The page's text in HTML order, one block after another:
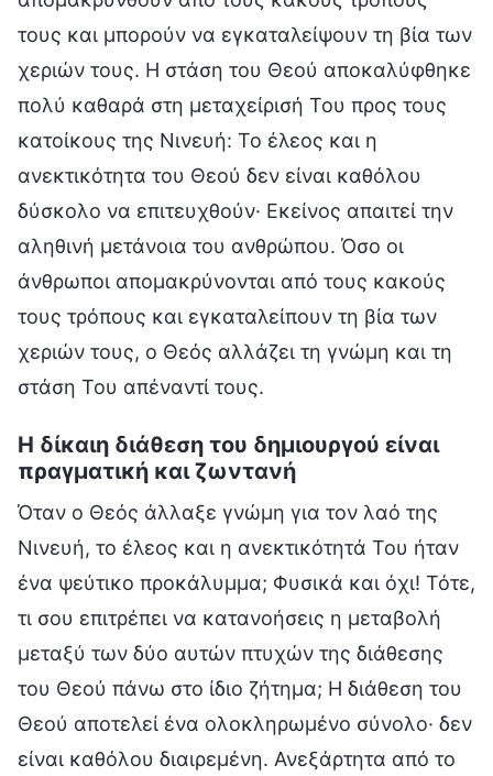
τους και μπορούν να εγκαταλείψουν τη βία των
χεριών τους. Η στάση του Θεού αποκαλύφθηκε
πολύ καθαρά στη μεταχείρισή Του προς τους
κατοίκους της Νινευή: Το έλεος και η
ανεκτικότητα του Θεού δεν είναι καθόλου
δύσκολο να επιτευχθούν· Εκείνος απαιτεί την
αληθινή μετάνοια του ανθρώπου. Όσο οι
άνθρωποι απομακρύνονται από τους κακούς
τους τρόπους και εγκαταλείπουν τη βία των
χεριών τους, ο Θεός αλλάζει τη γνώμη και τη
στάση Του απέναντί τους.
Η δίκαιη διάθεση του δημιουργού είναι
πραγματική και ζωντανή
Όταν ο Θεός άλλαξε γνώμη για τον λαό της
Νινευή, το έλεος και η ανεκτικότητά Του ήταν
ένα ψεύτικο προκάλυμμα; Φυσικά και όχι! Τότε,
τι σου επιτρέπει να κατανοήσεις η μεταβολή
μεταξύ των δύο αυτών πτυχών της διάθεσης
του Θεού πάνω στο ίδιο ζήτημα; Η διάθεση του
Θεού αποτελεί ένα ολοκληρωμένο σύνολο· δεν
είναι καθόλου διαιρεμένη. Ανεξάρτητα από το